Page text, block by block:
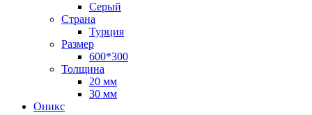
Серый
Страна
Турция
Размер
600*300
Толщина
20 мм
30 мм
Оникс